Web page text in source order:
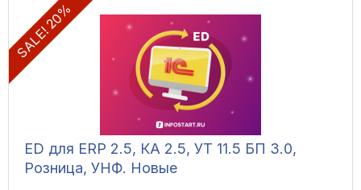
SALE! 20%
ED для ERP 2.5, КА 2.5, УТ 11.5 БП 3.0,
Розница, УНФ. Новые